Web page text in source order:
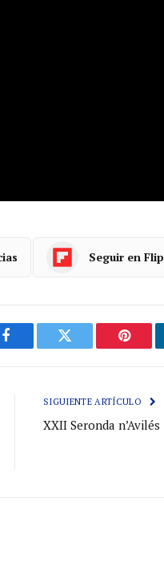
Seguir en
Facebook Gorjeo
SIGUIENTE ARTÍCULO
XXII Seronda n’Avilés